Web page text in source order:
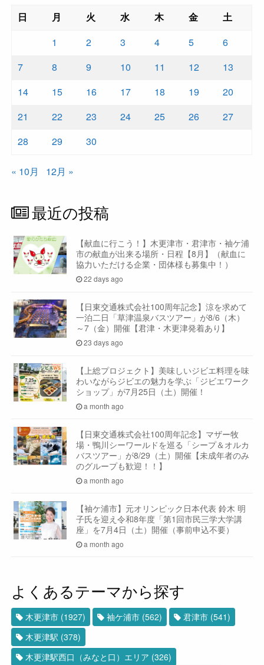
日
月 火 水 木 金
土
1
2 3 4 5
6
7
8 9 10 11 12
13
14
15 16 17 18 19
20
21
22 23 24 25 26
27
28
29 30
« 10月 12月 »
最近の投稿
【献血に行こう！】木更津市・君津市・袖ケ浦
市の献血が出来る場所・日程【8月】（献血に
協力いただける企業・団体様も募集中！）
22 days ago
【日東交通株式会社100周年記念】涼を求めて
一泊二日「草津温泉バスツアー」が8/6（木）
～7（金）開催【君津・木更津発着あり】
23 days ago
【上総プロジェクト】美味しいジビエ料理を味
わいながらジビエの魅力を学ぶ「ジビエワーク
ショップ」が7月25日（土）開催！
a month ago
【日東交通株式会社100周年記念】マザー牧
場・鴨川シーワールドを巡る「シープ＆オルカ
バスツアー」が8/29（土）開催【未成年者のみ
のグループも歓迎！！】
a month ago
【袖ケ浦市】元オリンピック日本代表 鈴木 明
子氏を迎え令和8年度「第1回市民三学大学講
座」を7月4日（土）開催（事前申込不要）
a month ago
よくあるテーマから探す
木更津市 (1927) 袖ケ浦市 (562) 君津市 (541)
木更津駅 (378)
木更津駅西口（みなと口）エリア (326)